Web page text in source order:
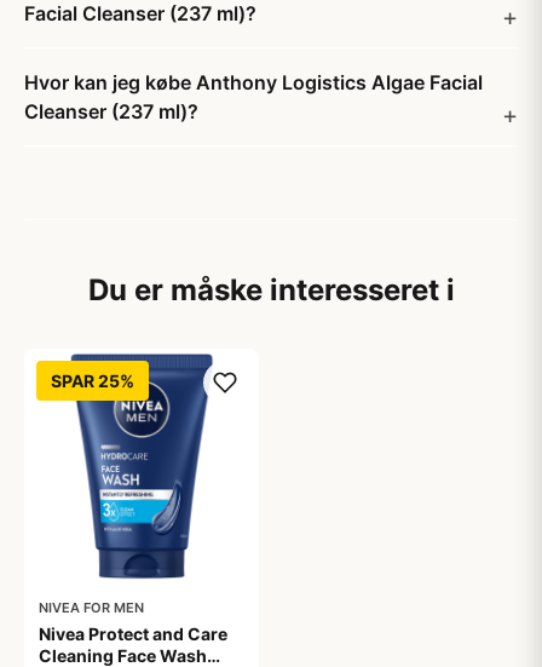
Facial Cleanser (237 ml)?
Hvor kan jeg købe Anthony Logistics Algae Facial
Cleanser (237 ml)?
Du er måske interesseret i
SPAR 25%
NIVEA FOR MEN
Nivea Protect and Care
Cleaning Face Wash